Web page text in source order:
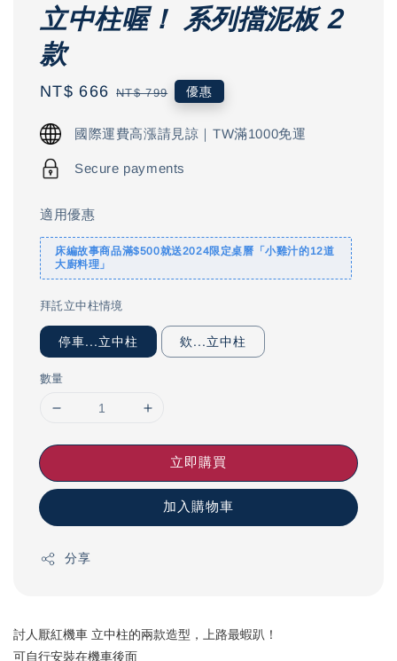
立中柱喔！ 系列擋泥板 2
款
Sale
NT$ 666 Regular
NT$ 799 優惠
國際運費高漲請見諒｜TW滿1000免運
Secure payments
適用優惠
床編故事商品滿$500就送2024限定桌曆「小雞汁的12道
大廚料理」
拜託立中柱情境
停車...立中柱 欸...立中柱
數量
立即購買
加入購物車
分享
討人厭紅機車 立中柱的兩款造型，上路最蝦趴！
可自行安裝在機車後面